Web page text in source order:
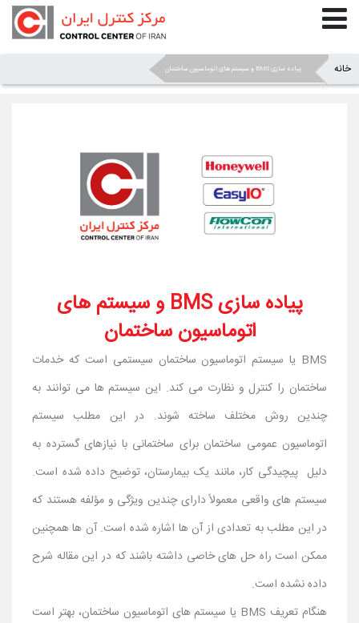
خانه » پیاده سازی BMS و سیستم های اتوماسیون ساختمان
پیاده سازی BMS و سیستم های
اتوماسیون ساختمان
BMS یا سیستم اتوماسیون ساختمان سیستمی است که خدمات
ساختمان را کنترل و نظارت می کند. این سیستم ها می توانند به
چندین روش مختلف ساخته شوند. در این مطلب سیستم
اتوماسیون عمومی ساختمان برای ساختمانی با نیازهای گسترده به
دلیل پیچیدگی کار، مانند یک بیمارستان، توضیح داده شده است.
سیستم های واقعی معمولاً دارای چندین ویژگی و مؤلفه هستند که
در این مطلب به تعدادی از آن ها اشاره شده است. آن ها همچنین
ممکن است راه حل های خاصی داشته باشند که در این مقاله شرح
داده نشده است.
هنگام تعریف BMS یا سیستم های اتوماسیون ساختمان، بهتر است